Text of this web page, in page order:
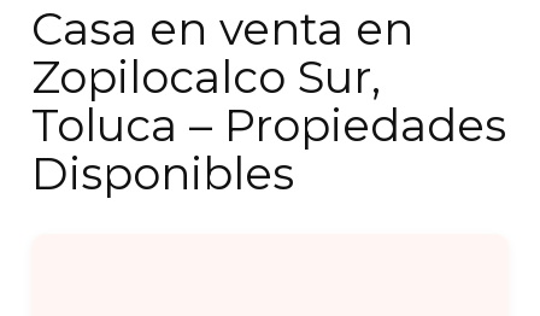
Casa en venta en
Zopilocalco Sur,
Toluca – Propiedades
Disponibles